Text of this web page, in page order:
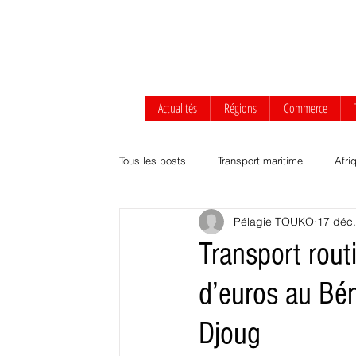
Actualités Régions Commerce
Tous les posts Transport maritime
Afrique centrale Afrique de l'Ouest
Transport routier & ferroviaire
Développement durable
Transport
d’euros au
Djoug
Pélagie TOUKO 17